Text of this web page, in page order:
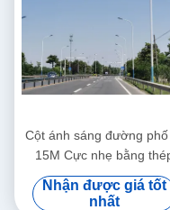
Cột ánh sáng đường phố
15M Cực nhẹ bằng
chống ăn mòn với nhiều
kế
Nhận được giá tốt
nhất